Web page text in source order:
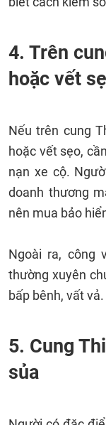
4. Trên
hoặc vết
Nếu trên cung
hoặc vết sẹo,
nạn xe cộ.
doanh thương
nên mua bảo
Ngoài ra, công
thường xuyên
bấp bênh, vất vả.
5. Cung
sủa